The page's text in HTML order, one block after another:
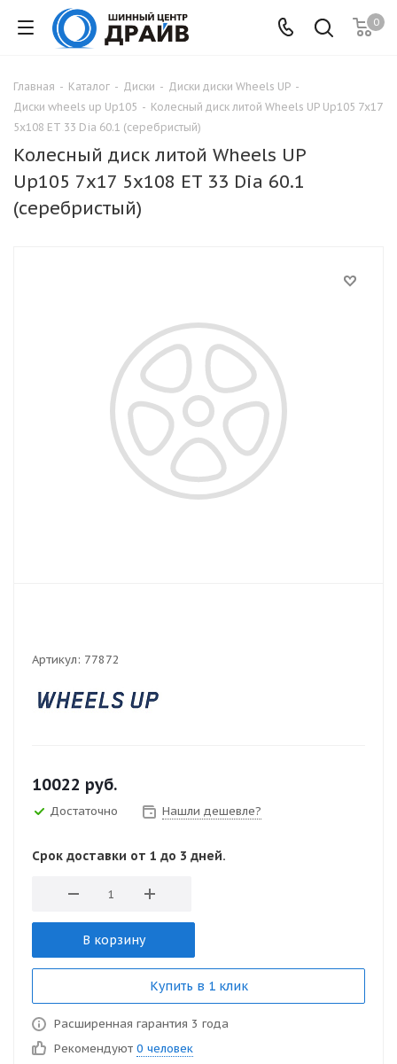
0
Главная - Каталог - Диски - Диски диски Wheels UP -
Диски wheels up Up105 - Колесный диск литой Wheels UP Up105 7x17
5x108 ET 33 Dia 60.1 (серебристый)
Колесный диск литой Wheels UP
Up105 7x17 5x108 ET 33 Dia 60.1
(серебристый)
Артикул: 77872
10022 руб.
Достаточно Нашли дешевле?
Срок доставки от 1 до 3 дней.
В корзину
Купить в 1 клик
Расширенная гарантия 3 года
Рекомендуют 0 человек